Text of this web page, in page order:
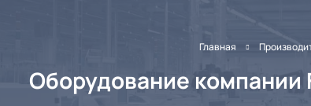
Главная
Оборудование компании